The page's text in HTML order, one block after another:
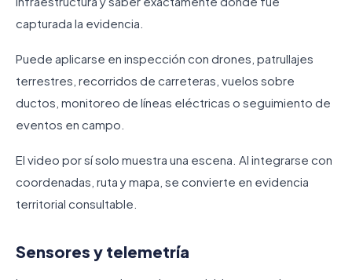
capturada la evidencia.
Puede aplicarse en inspección con drones, patrullajes
terrestres, recorridos de carreteras, vuelos sobre
ductos, monitoreo de líneas eléctricas o seguimiento de
eventos en campo.
El video por sí solo muestra una escena. Al integrarse con
coordenadas, ruta y mapa, se convierte en evidencia
territorial consultable.
Sensores y telemetría